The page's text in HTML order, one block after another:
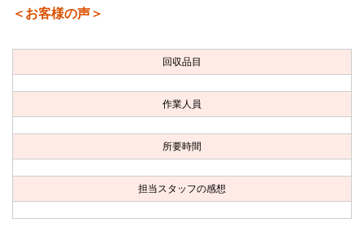
よくある質問
お客様の声
お問い合わせ
会社概要
＜お客様の声＞
回収品目
作業人員
所要時間
担当スタッフの感想